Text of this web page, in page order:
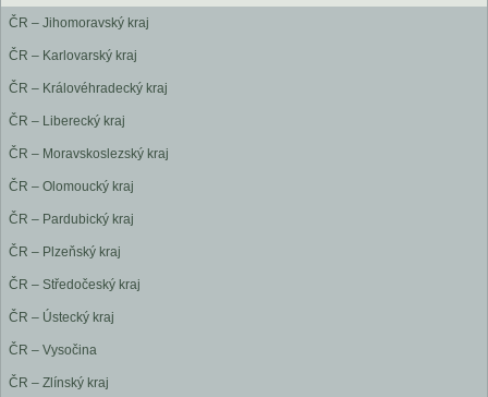
ČR – Jihomoravský kraj
ČR – Karlovarský kraj
ČR – Královéhradecký kraj
ČR – Liberecký kraj
ČR – Moravskoslezský kraj
ČR – Olomoucký kraj
ČR – Pardubický kraj
ČR – Plzeňský kraj
ČR – Středočeský kraj
ČR – Ústecký kraj
ČR – Vysočina
ČR – Zlínský kraj